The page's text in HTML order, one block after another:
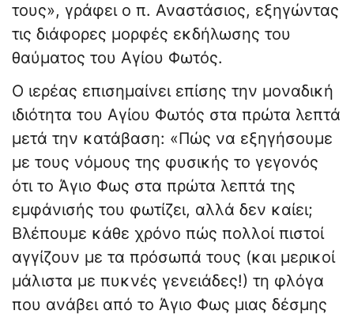
τους», γράφει ο π. Αναστάσιος, εξηγώντας
τις διάφορες μορφές εκδήλωσης του
θαύματος του Αγίου Φωτός.
Ο ιερέας επισημαίνει επίσης την μοναδική
ιδιότητα του Αγίου Φωτός στα πρώτα λεπτά
μετά την κατάβαση: «Πώς να εξηγήσουμε
με τους νόμους της φυσικής το γεγονός
ότι το Άγιο Φως στα πρώτα λεπτά της
εμφάνισής του φωτίζει, αλλά δεν καίει;
Βλέπουμε κάθε χρόνο πώς πολλοί πιστοί
αγγίζουν με τα πρόσωπά τους (και μερικοί
μάλιστα με πυκνές γενειάδες!) τη φλόγα
που ανάβει από το Άγιο Φως μιας δέσμης